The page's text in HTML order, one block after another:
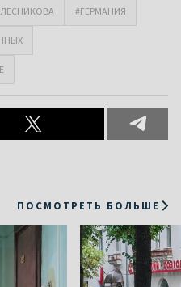
#ГЕРМАНИЯ
ПОСМОТРЕТЬ БОЛЬШЕ